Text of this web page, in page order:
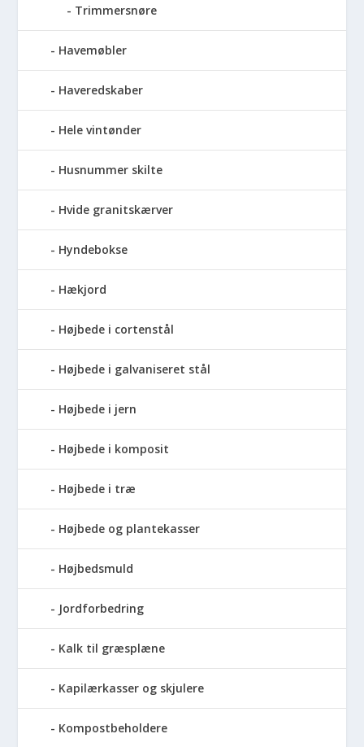
Trimmersnøre
Havemøbler
Haveredskaber
Hele vintønder
Husnummer skilte
Hvide granitskærver
Hyndebokse
Hækjord
Højbede i cortenstål
Højbede i galvaniseret stål
Højbede i jern
Højbede i komposit
Højbede i træ
Højbede og plantekasser
Højbedsmuld
Jordforbedring
Kalk til græsplæne
Kapilærkasser og skjulere
Kompostbeholdere